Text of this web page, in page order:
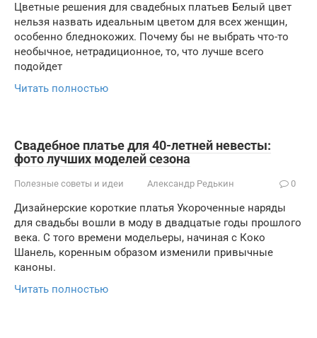
Цветные решения для свадебных платьев Белый цвет
нельзя назвать идеальным цветом для всех женщин,
особенно бледнокожих. Почему бы не выбрать что-то
необычное, нетрадиционное, то, что лучше всего
подойдет
Читать полностью
Свадебное платье для 40-летней невесты:
фото лучших моделей сезона
Полезные советы и идеи Александр Редькин 0
Дизайнерские короткие платья Укороченные наряды
для свадьбы вошли в моду в двадцатые годы прошлого
века. С того времени модельеры, начиная с Коко
Шанель, коренным образом изменили привычные
каноны.
Читать полностью